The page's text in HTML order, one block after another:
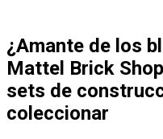
¿Amante de los
Mattel Brick
sets de
coleccionar